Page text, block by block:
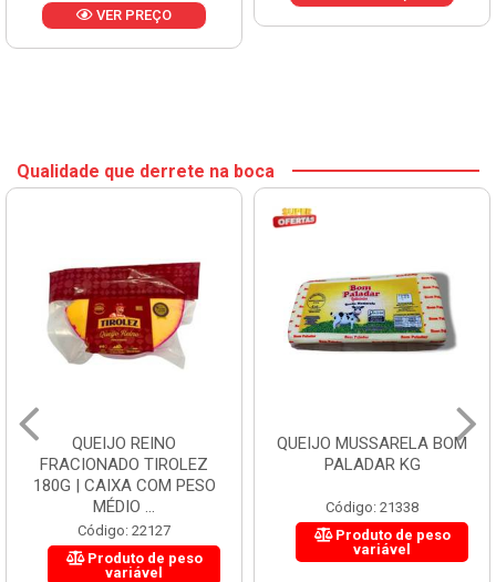
VER PREÇO
Qualidade que derrete na boca
QUEIJO REINO
FRACIONADO TIROLEZ
180G | CAIXA COM PESO
MÉDIO ...
Código: 22127
Produto de peso
variável
QUEIJO MUSSARELA BOM
PALADAR KG
Código: 21338
Produto de peso
variável